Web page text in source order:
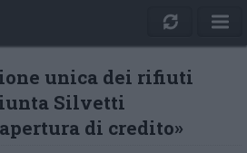
unica dei rifiuti
Silvetti
di credito»